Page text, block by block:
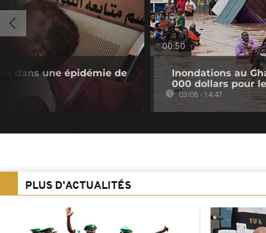
dans une épidémie de
00:50
Inondations au
000 dollars pour
03/08 - 14:47
PLUS D'ACTUALITÉS